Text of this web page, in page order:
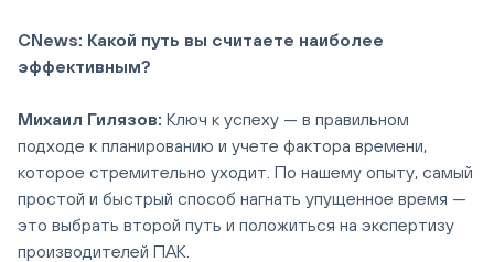
CNews: Какой путь вы считаете наиболее
эффективным?
Михаил Гилязов: Ключ к успеху — в правильном
подходе к планированию и учете фактора времени,
которое стремительно уходит. По нашему опыту, самый
простой и быстрый способ нагнать упущенное время —
это выбрать второй путь и положиться на экспертизу
производителей ПАК.